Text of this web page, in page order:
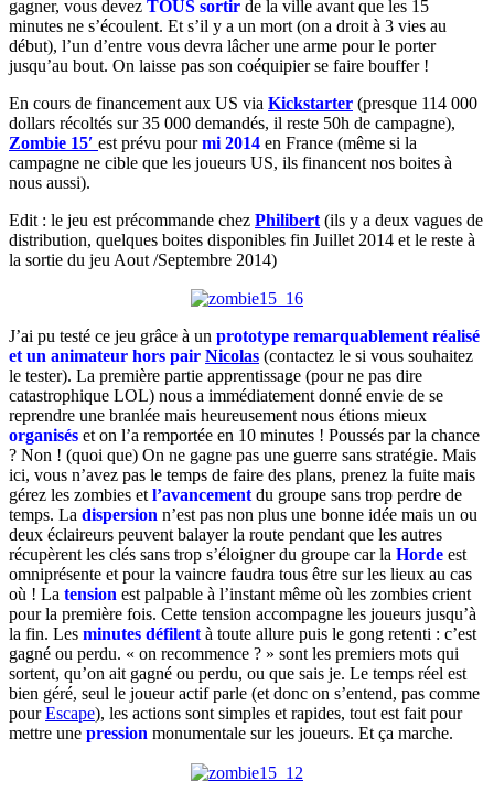
gagner, vous devez TOUS sortir de la ville avant que les 15
minutes ne s’écoulent. Et s’il y a un mort (on a droit à 3 vies au
début), l’un d’entre vous devra lâcher une arme pour le porter
jusqu’au bout. On laisse pas son coéquipier se faire bouffer !
En cours de financement aux US via Kickstarter (presque 114 000
dollars récoltés sur 35 000 demandés, il reste 50h de campagne),
Zombie 15′ est prévu pourmi 2014 en France (même si la
campagne ne cible que les joueurs US, ils financent nos boites à
nous aussi).
Edit : le jeu est précommande chez Philibert (ils y a deux vagues de
distribution, quelques boites disponibles fin Juillet 2014 et le reste à
la sortie du jeu Aout /Septembre 2014)
J’ai pu testé ce jeu grâce à un prototype remarquablement réalisé
et un animateur hors pair Nicolas (contactez le si vous souhaitez
le tester). La première partie apprentissage (pour ne pas dire
catastrophique LOL) nous a immédiatement donné envie de se
reprendre une branlée mais heureusement nous étions mieux
organisés et on l’a remportée en 10 minutes ! Poussés par la chance
? Non ! (quoi que) On ne gagne pas une guerre sans stratégie. Mais
ici, vous n’avez pas le temps de faire des plans, prenez la fuite mais
gérez les zombies etl’avancement du groupe sans trop perdre de
temps. La dispersion n’est pas non plus une bonne idée mais un ou
deux éclaireurs peuvent balayer la route pendant que les autres
récupèrent les clés sans trop s’éloigner du groupe car la Horde est
omniprésente et pour la vaincre faudra tous être sur les lieux au cas
où ! La tension est palpable à l’instant même où les zombies crient
pour la première fois. Cette tension accompagne les joueurs jusqu’à
la fin. Les minutes défilent à toute allure puis le gong retenti : c’est
gagné ou perdu. « on recommence ? » sont les premiers mots qui
sortent, qu’on ait gagné ou perdu, ou que sais je. Le temps réel est
bien géré, seul le joueur actif parle (et donc on s’entend, pas comme
pourEscape), les actions sont simples et rapides, tout est fait pour
mettre une pression monumentale sur les joueurs. Et ça marche.